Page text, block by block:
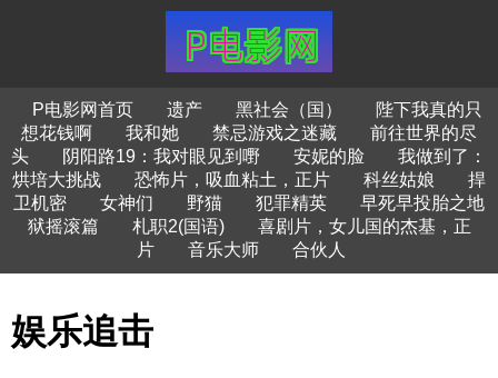
P电影网首页 遗产 黑社会（国）
陛下我真的只
想花钱啊
我和她 禁忌游戏之迷藏
前往世界的尽
头
阴阳路19：我对眼见到嘢 安妮的脸
我做到了：
烘培大挑战
恐怖片，吸血粘土，正片 科丝姑娘
捍
卫机密
女神们 野猫 犯罪精英
早死早投胎之地
狱摇滚篇
札职2(国语)
喜剧片，女儿国的杰基，正
片
音乐大师 合伙人
娱乐追击